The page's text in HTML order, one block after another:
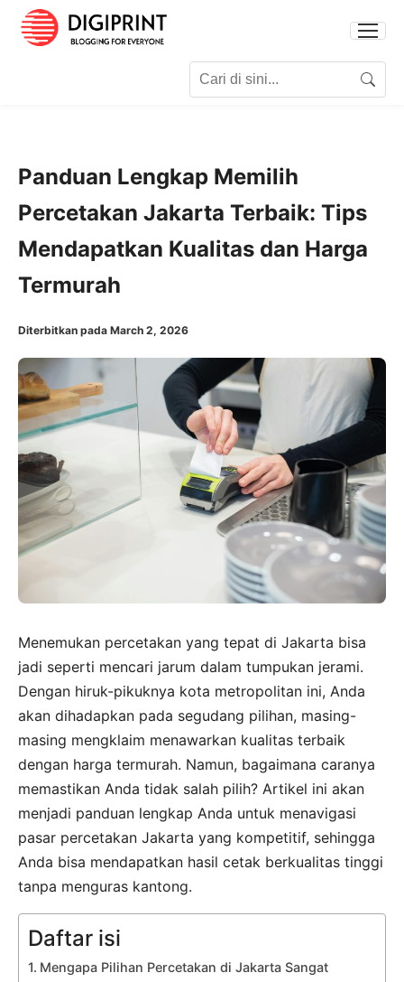
Search
Panduan Lengkap Memilih
Percetakan Jakarta Terbaik: Tips
Mendapatkan Kualitas dan Harga
Termurah
Diterbitkan pada March 2, 2026
Menemukan percetakan yang tepat di Jakarta bisa
jadi seperti mencari jarum dalam tumpukan jerami.
Dengan hiruk-pikuknya kota metropolitan ini, Anda
akan dihadapkan pada segudang pilihan, masing-
masing mengklaim menawarkan kualitas terbaik
dengan harga termurah. Namun, bagaimana caranya
memastikan Anda tidak salah pilih? Artikel ini akan
menjadi panduan lengkap Anda untuk menavigasi
pasar percetakan Jakarta yang kompetitif, sehingga
Anda bisa mendapatkan hasil cetak berkualitas tinggi
tanpa menguras kantong.
Daftar isi
Mengapa Pilihan Percetakan di Jakarta Sangat